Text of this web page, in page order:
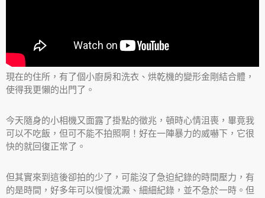
現在的住所，有了個小廚房和洗衣、烘乾機的變形金剛結合體，
使得我更懶的出門了。
今天隨身的小相機又面露了掛點的徵兆，頓時心情沮喪，畢竟我
可以不吃飯，但可不能不拍照啊！好在一陣暴力的威嚇下，它很
快的就回復正常了。
但其實來到這後卻拍的少了，可能沒了急迫紀錄的時間壓力，有
的是時間，好多年可以慢慢沈澱、細細紀錄，並不急於一時。但